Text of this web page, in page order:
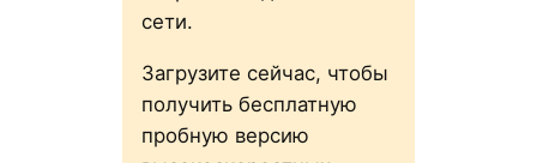
сети.
Загрузите сейчас, чтобы
получить бесплатную
пробную версию